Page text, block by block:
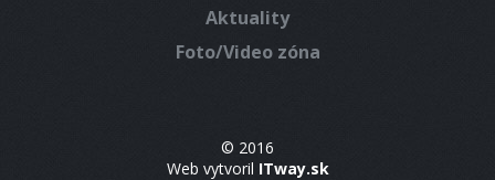
Aktuality
Foto/Video zóna
© 2016
Web vytvoril ITway.sk